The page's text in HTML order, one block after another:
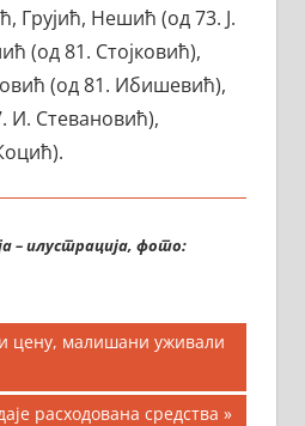
Грујић, Нешић (од 73. Ј.
(од 81. Стојковић),
(од 81. Ибишевић),
И. Стевановић),
– илустрација, фото:
цену, малишани уживали
расходована средства